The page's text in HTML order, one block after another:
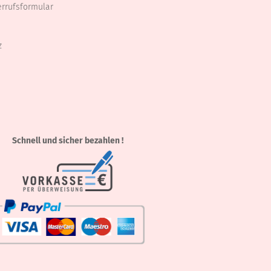
Schnell und sicher bezahlen !